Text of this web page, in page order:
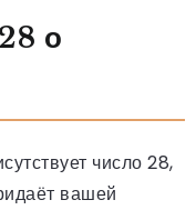
о
число 28,
вашей